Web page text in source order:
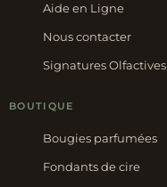
Aide en Ligne
Nous contacter
Signatures Olfactives
BOUTIQUE
Bougies parfumées
Fondants de cire